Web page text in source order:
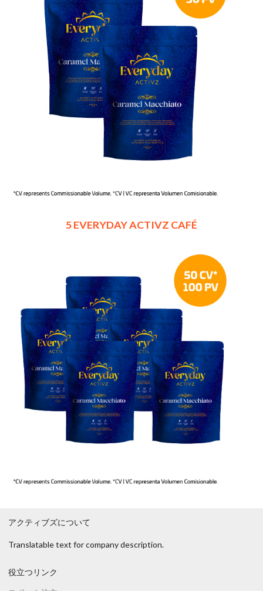
5 EVERYDAY ACTIVZ CAFÉ
アクティブズについて
Translatable text for company description.
役立つリンク